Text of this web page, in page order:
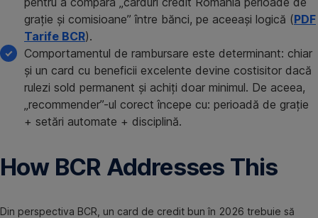
grație și comisioane” între bănci, pe aceeași logică (PDF
Tarife BCR).
Comportamentul de rambursare este determinant: chiar
și un card cu beneficii excelente devine costisitor dacă
rulezi sold permanent și achiți doar minimul. De aceea,
„recommender”-ul corect începe cu: perioadă de grație
+ setări automate + disciplină.
How BCR Addresses This
Din perspectiva BCR, un card de credit bun în 2026 trebuie să